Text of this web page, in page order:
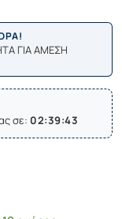
ΓΙΑ ΑΜΕΣΗ
σε: 02:39:43